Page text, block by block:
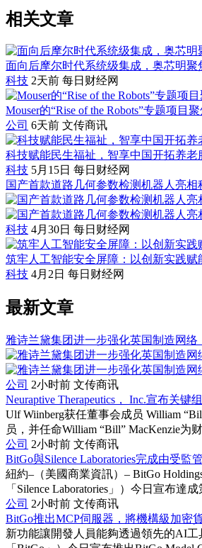
相关文章
面向后摩尔时代系统级集成，奥芯明聚
科技 2天前 每日财经网
Mouser的“Rise of the Robots”专题项
公司 6天前 文传商讯
科技赋能民生福祉，智享中国开拓养老
科技 5月15日 每日财经网
国产首款道路几何参数检测机器人亮
科技 4月30日 每日财经网
筑牢人工智能安全屏障：以创新实践赋
科技 4月2日 每日财经网
最新文章
雅诗兰黛集团进一步强化英国制造网
公司 2小时前 文传商讯
Neuraptive Therapeutics， Inc.宣布关
Ulf Wiinberg获任董事会成员 William
员，并任命William “Bill” MacKenzie为
公司 2小时前 文传商讯
BitGo與Silence Laboratories完成由受
紐約–（美國商業資訊）– BitGo
「Silence Laboratories」）今日宣布達
公司 2小时前 文传商讯
BitGo推出MCP伺服器，將機構級加密
新功能讓開發人員能夠透過領先的AI